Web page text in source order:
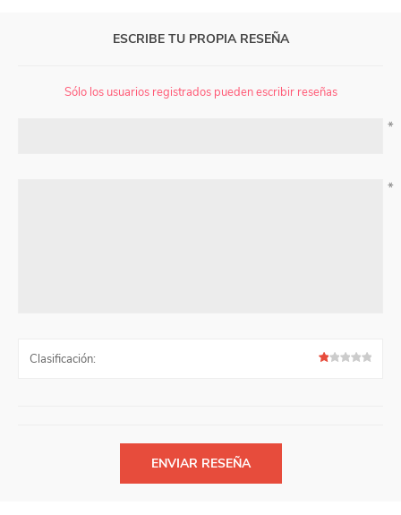
ESCRIBE TU PROPIA RESEÑA
Sólo los usuarios registrados pueden escribir reseñas
*
*
Clasificación: